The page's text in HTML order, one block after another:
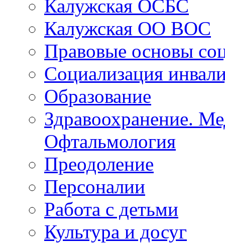
Калужская ОСБС
Калужская ОО ВОС
Правовые основы
Социализация
Образование
Здравоохранение.
Офтальмология
Преодоление
Персоналии
Работа с детьми
Культура и досуг